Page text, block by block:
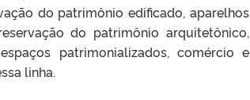
do patrimônio edificado, aparelhos
do patrimônio arquitetônico,
patrimonializados, comércio e
linha.